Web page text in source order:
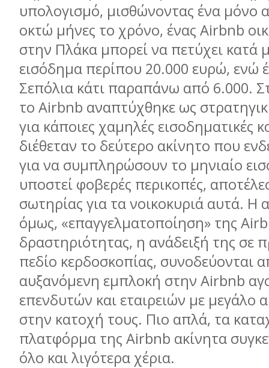
υπολογισμό, μισθώνοντας ένα μόνο
οκτώ μήνες το χρόνο, ένας Airbnb
στην Πλάκα μπορεί να πετύχει κατά
εισόδημα περίπου 20.000 ευρώ, ενώ
Σεπόλια κάτι παραπάνω από 6.000.
το Airbnb αναπτύχθηκε ως
για κάποιες χαμηλές εισοδηματικές
διέθεταν το δεύτερο ακίνητο που
για να συμπληρώσουν το μηνιαίο
υποστεί φοβερές περικοπές,
σωτηρίας για τα νοικοκυριά αυτά. Η
όμως, «επαγγελματοποίηση» της
δραστηριότητας, η ανάδειξή της σε
πεδίο κερδοσκοπίας, συνοδεύονται
αυξανόμενη εμπλοκή στην Airbnb
επενδυτών και εταιρειών με μεγάλο
στην κατοχή τους. Πιο απλά, τα
πλατφόρμα της Airbnb ακίνητα
όλο και λιγότερα χέρια.